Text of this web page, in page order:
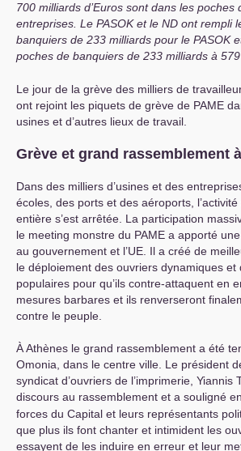
700 milliards d’Euros sont dans les poches
entreprises. Le PASOKet le ND ont rempli
banquiers de 233 milliards pour le PASOK
poches de banquiers de 233 milliards à
Le jour de la grève des milliers de
ont rejoint les piquets de grève de PAME
usines et d’autres lieux de travail.
Grève et grand rassemblement
Dans des milliers d’usines et des
écoles, des ports et des aéroports,
entière s’est arrêtée. La participation
le meeting monstre du PAME a apporté
au gouvernement et l’UE . Il a créé de
le déploiement des ouvriers dynamiques et
populaires pour qu’ils contre-attaquent en
mesures barbares et ils renverseront
contre le peuple.
À Athènes le grand rassemblement a été
Omonia, dans le centre ville. Le président
syndicat d’ouvriers de l’imprimerie, Yiannis
discours au rassemblement et a souligné
forces du Capital et leurs représentants
que plus ils font chanter et intimident les
essayent de les induire en erreur et leur